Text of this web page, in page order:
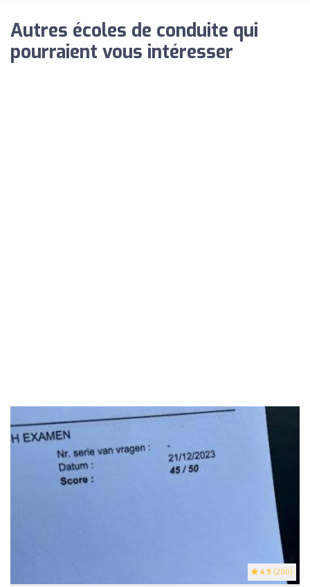
Autres écoles de conduite qui
pourraient vous intéresser
4.9 (200)